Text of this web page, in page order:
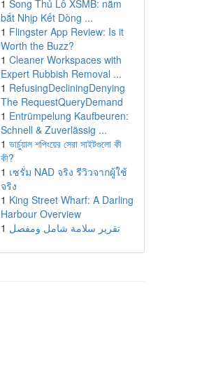
1 Song Thủ Lô XSMB: nắm
bắt Nhịp Kết Dòng ...
1 Flingster App Review: Is it
Worth the Buzz?
1 Cleaner Workspaces with
Expert Rubbish Removal ...
1 RefusingDecliningDenying
The RequestQueryDemand
1 Entrümpelung Kaufbeuren:
Schnell & Zuverlässig ...
1 ভার্চুয়াল শপিংয়ের সেরা সাইটগুলো কী
কী?
1 เซรั่ม NAD จริง รีวิวจากผู้ใช้
จริง
1 King Street Wharf: A Darling
Harbour Overview
1 تقرير سلامة شامل ومفصل